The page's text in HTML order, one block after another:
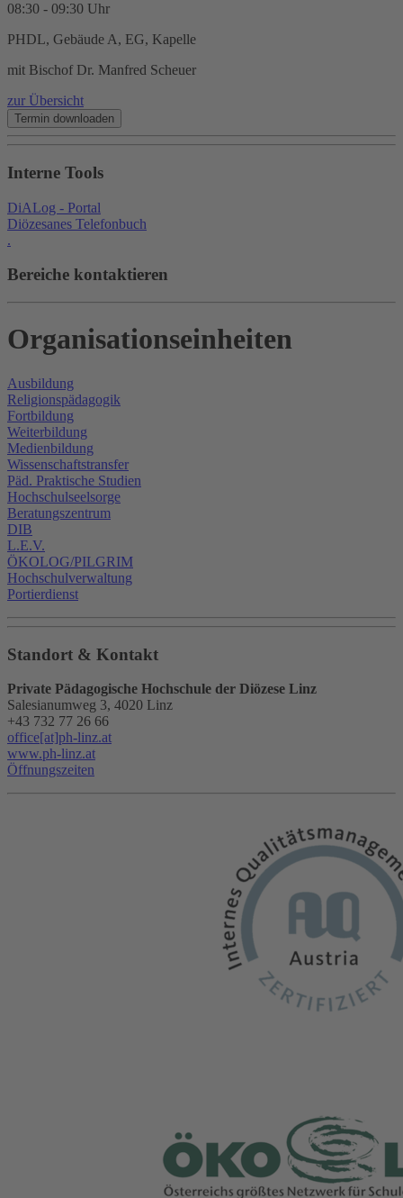
08:30 - 09:30 Uhr
PHDL, Gebäude A, EG, Kapelle
mit Bischof Dr. Manfred Scheuer
zur Übersicht
Interne Tools
DiALog - Portal
Diözesanes Telefonbuch
.
Bereiche kontaktieren
Organisationseinheiten
Ausbildung
Religionspädagogik
Fortbildung
Weiterbildung
Medienbildung
Wissenschaftstransfer
Päd. Praktische Studien
Hochschulseelsorge
Beratungszentrum
DIB
L.E.V.
ÖKOLOG/PILGRIM
Hochschulverwaltung
Portierdienst
Standort & Kontakt
Private Pädagogische Hochschule der Diözese Linz
Salesianumweg 3, 4020 Linz
+43 732 77 26 66
office[at]ph-linz.at
www.ph-linz.at
Öffnungszeiten